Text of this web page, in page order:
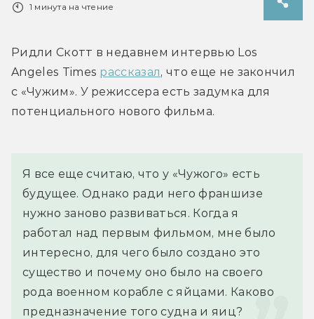
1 минута на чтение
Ридли Скотт в недавнем интервью Los
Angeles Times рассказал, что еще не закончил
с «Чужим». У режиссера есть задумка для
потенциального нового фильма.
Я все еще считаю, что у «Чужого» есть
будущее. Однако ради него франшизе
нужно заново развиваться. Когда я
работал над первым фильмом, мне было
интересно, для чего было создано это
существо и почему оно было на своего
рода военном корабле с яйцами. Каково
предназначение того судна и яиц?